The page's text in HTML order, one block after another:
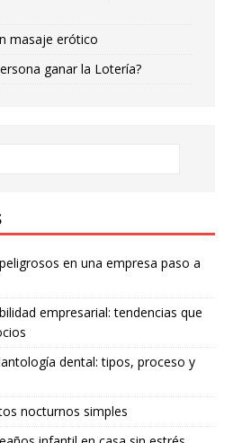
masaje erótico
ganar la Lotería?
en una empresa paso a
empresarial: tendencias que
dental: tipos, proceso y
nocturnos simples